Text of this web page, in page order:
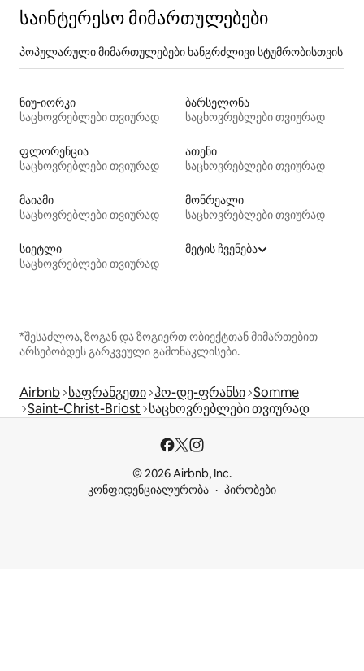
საინტერესო მიმართულებები
პოპულარული მიმართულებები ხანგრძლივი სტუმრობისთვის
ნიუ-იორკი
საცხოვრებლები თვიურად
ბარსელონა
საცხოვრებლები თვიურად
ფლორენცია
საცხოვრებლები თვიურად
ათენი
საცხოვრებლები თვიურად
მაიამი
საცხოვრებლები თვიურად
მონრეალი
საცხოვრებლები თვიურად
სიეტლი
საცხოვრებლები თვიურად
მეტის ჩვენება
*შესაძლოა, ზოგან და ზოგიერთ ობიექტთან მიმართებით
არსებობდეს გარკვეული გამონაკლისები.
Airbnb საფრანგეთი ჰო-დე-ფრანსი Somme
Saint-Christ-Briost საცხოვრებლები თვიურად
© 2026 Airbnb, Inc.
კონფიდენციალურობა
პირობები